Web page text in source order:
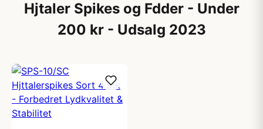
Hjtaler Spikes og Fdder - Under
200 kr - Udsalg 2023